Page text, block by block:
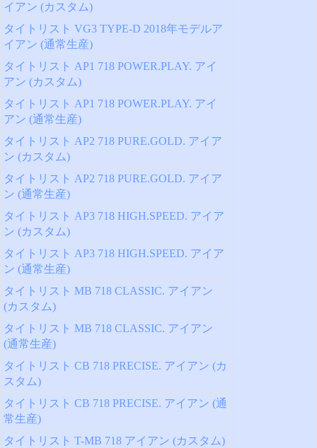
イアン (カスタム)
タイトリスト VG3 TYPE-D 2018年モデルア
イアン (通常生産)
タイトリスト AP1 718 POWER.PLAY. アイ
アン (カスタム)
タイトリスト AP1 718 POWER.PLAY. アイ
アン (通常生産)
タイトリスト AP2 718 PURE.GOLD. アイア
ン (カスタム)
タイトリスト AP2 718 PURE.GOLD. アイア
ン (通常生産)
タイトリスト AP3 718 HIGH.SPEED. アイア
ン (カスタム)
タイトリスト AP3 718 HIGH.SPEED. アイア
ン (通常生産)
タイトリスト MB 718 CLASSIC. アイアン
(カスタム)
タイトリスト MB 718 CLASSIC. アイアン
(通常生産)
タイトリスト CB 718 PRECISE. アイアン (カ
スタム)
タイトリスト CB 718 PRECISE. アイアン (通
常生産)
タイトリスト T-MB 718 アイアン (カスタム)